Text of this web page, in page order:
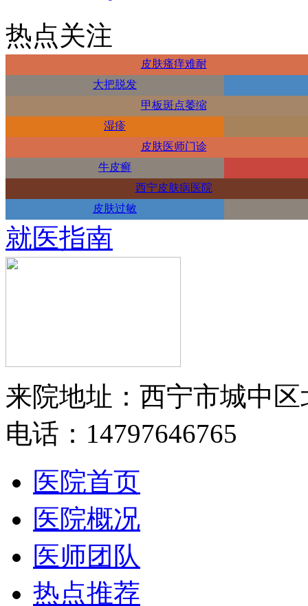
热点关注
皮肤瘙痒难耐
大把脱发
甲板斑点萎缩
湿疹
皮肤医师门诊
牛皮癣
西宁皮肤病医院
皮肤过敏
就医指南
来院地址：西宁市城中区
电话：14797646765
医院首页
医院概况
医师团队
热点推荐